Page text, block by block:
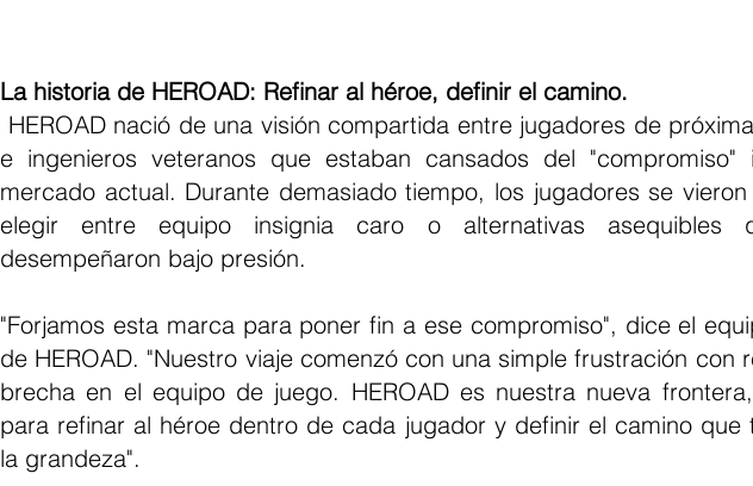
La historia de HEROAD: Refinar al héroe, definir el camino.
e ingenieros veteranos que estaban cansados del "compromiso"
mercado actual. Durante demasiado tiempo, los jugadores se
elegir entre equipo insignia caro o alternativas
desempeñaron bajo presión.
"Forjamos esta marca para poner fin a ese compromiso", dice el
de HEROAD. "Nuestro viaje comenzó con una simple frustración con
brecha en el equipo de juego. HEROAD es nuestra nueva
para refinar al héroe dentro de cada jugador y definir el camino que
la grandeza".